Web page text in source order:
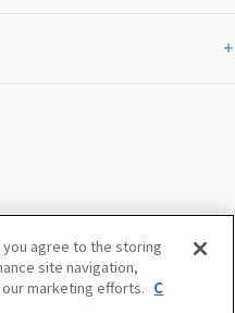
レポートライブラリー
『魔改造の夜』特設サイト
期間従業員採用
リコール情報
you agree to the storing
site navigation,
marketing efforts. C